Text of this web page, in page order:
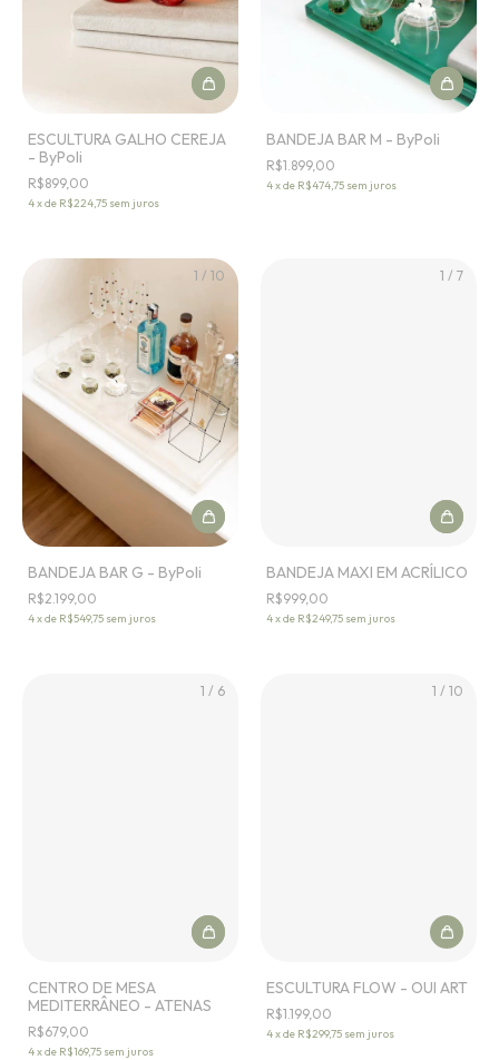
ESCULTURA GALHO CEREJA
- ByPoli
R$899,00
4xde R$224,75 sem juros
BANDEJA BAR M - ByPoli
R$1.899,00
4xde R$474,75 sem juros
1 / 10
BANDEJA BAR G - ByPoli
R$2.199,00
4xde R$549,75 sem juros
1 / 7
BANDEJA MAXI EM ACRÍLICO
R$999,00
4xde R$249,75 sem juros
1 / 6
CENTRO DE MESA
MEDITERRÂNEO - ATENAS
R$679,00
4xde R$169,75 sem juros
1 / 10
ESCULTURA FLOW - OUI ART
R$1.199,00
4xde R$299,75 sem juros